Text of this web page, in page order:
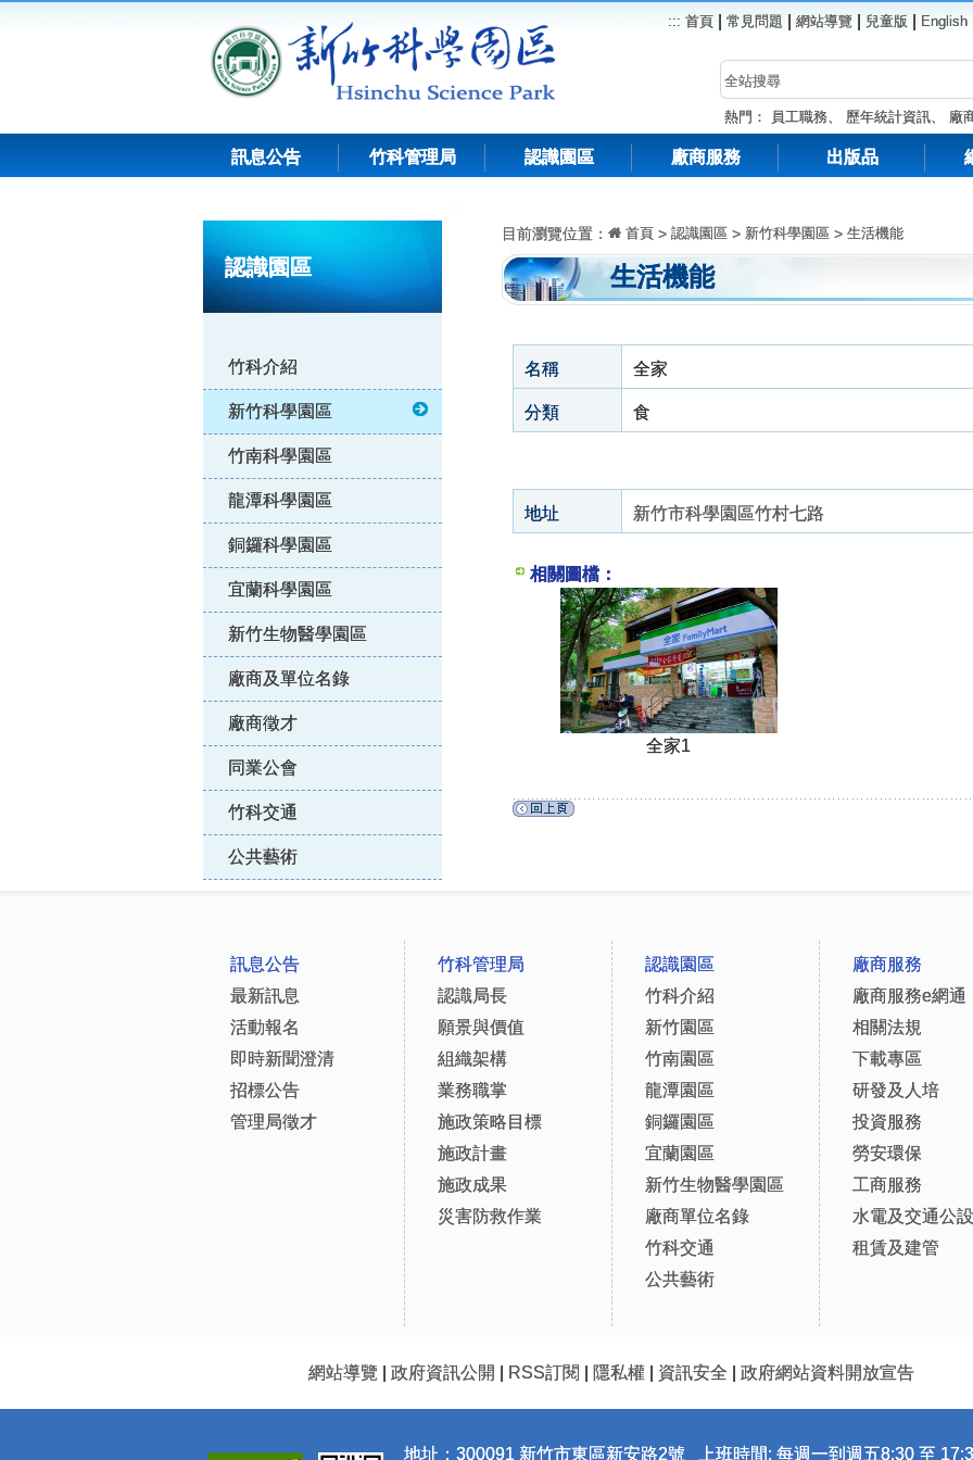
::: 首頁 常見問題 網站導覽 兒童版 English
熱門： 員工職務、 歷年統計資訊、 廠
訊息公告 竹科管理局 認識園區 廠商服務 出版品
認識園區
竹科介紹
新竹科學園區
竹南科學園區
龍潭科學園區
銅鑼科學園區
宜蘭科學園區
新竹生物醫學園區
廠商及單位名錄
廠商徵才
同業公會
竹科交通
公共藝術
目前瀏覽位置： 首頁 > 認識園區 > 新竹科學園區 > 生活機能
生活機能
名稱 全家
分類 食
地址 新竹市科學園區竹村七路
相關圖檔：
全家1
訊息公告
最新訊息
活動報名
即時新聞澄清
招標公告
管理局徵才
竹科管理局
認識局長
願景與價值
組織架構
業務職掌
施政策略目標
施政計畫
施政成果
災害防救作業
認識園區
竹科介紹
新竹園區
竹南園區
龍潭園區
銅鑼園區
宜蘭園區
新竹生物醫學園區
廠商單位名錄
竹科交通
公共藝術
廠商服務
廠商服務e網通
相關法規
下載專區
研發及人培
投資服務
勞安環保
工商服務
水電及交通公設
租賃及建管
網站導覽 政府資訊公開 RSS訂閱 隱私權 資訊安全 政府網站資料開放宣告
地址：300091 新竹市東區新安路2號 上班時間: 每週一到週五8:30 至